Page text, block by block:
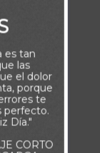
37:17-
es tan
las
el dolor
porque
te
perfecto.
Día."
CORTO